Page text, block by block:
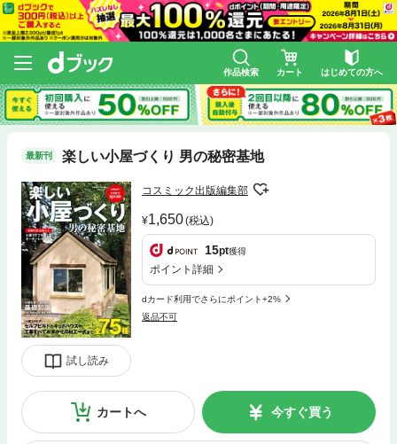
作品検索 カート はじめての方へ
最新刊 楽しい小屋づくり 男の秘密基地
試し読み
コスミック出版編集部
1,650(税込)
15pt獲得
ポイント詳細
dカード利用でさらにポイント+2%
返品不可
カートへ 今すぐ買う